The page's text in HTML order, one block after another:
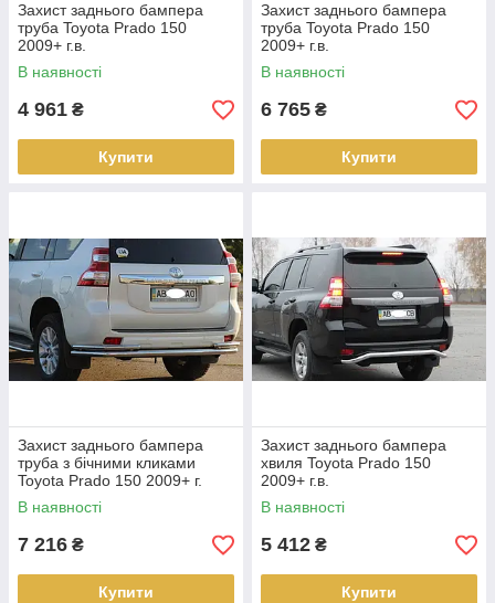
Захист заднього бампера
труба Toyota Prado 150
2009+ г.в.
В наявності
4 961 ₴
Купити
Захист заднього бампера
труба Toyota Prado 150
2009+ г.в.
В наявності
6 765 ₴
Купити
Захист заднього бампера
труба з бічними кликами
Toyota Prado 150 2009+ г.
В наявності
7 216 ₴
Купити
Захист заднього бампера
хвиля Toyota Prado 150
2009+ г.в.
В наявності
5 412 ₴
Купити